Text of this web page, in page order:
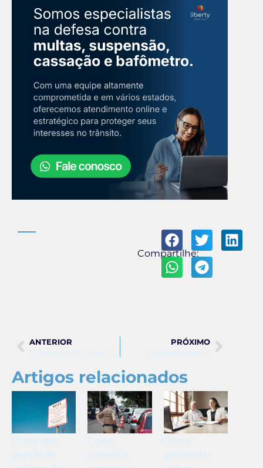
Compartilhe:
ANTERIOR PRÓXIMO
Artigos relacionados